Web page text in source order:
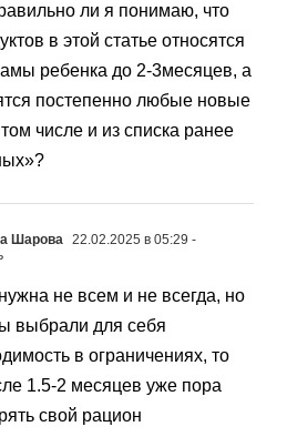
ли я понимаю, что
в этой статье относятся
ребенка до 2-3месяцев, а
постепенно любые новые
числе и из списка ранее
Шарова 22.02.2025 в 05:29 -
не всем и не всегда, но
выбрали для себя
в ограничениях, то
1.5-2 месяцев уже пора
свой рацион